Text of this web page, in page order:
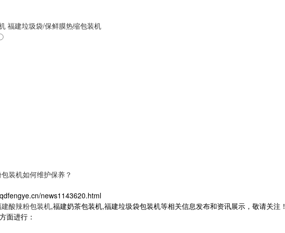
福建垃圾袋/保鲜膜热缩包装机
装机如何维护保养？
news1143620.html
酸辣粉包装机,福建奶茶包装机,福建垃圾袋包装机等相关信息发布和资讯展示，敬请关注！
面进行：